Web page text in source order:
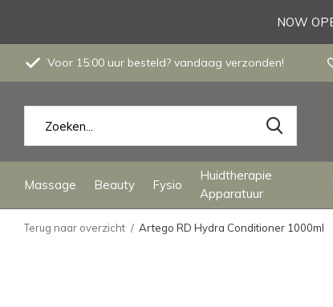
Massage Beauty Fysio
Huidtherapie
Apparatuur
Voor 15:00 uur besteld? vandaag verzonden!
NOW
Terug naar overzicht Artego RD Hydra Conditioner 1000ml